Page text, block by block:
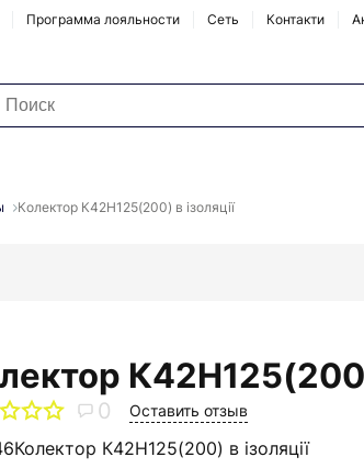
Программа лояльности Сеть Контакти
Колектор К42Н125(200) в ізоляції
К42Н125(200)
0 Оставить отзыв
Колектор К42Н125(200) в ізоляції